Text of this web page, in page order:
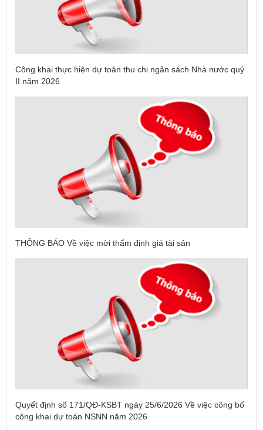
Công khai thực hiện dự toán thu chi ngân sách Nhà nước quý
II năm 2026
THÔNG BÁO Về việc mời thẩm định giá tài sản
Quyết định số 171/QĐ-KSBT ngày 25/6/2026 Về việc công bố
công khai dự toán NSNN năm 2026